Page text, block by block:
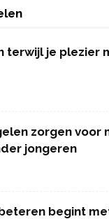
terwijl je plezier
zorgen voor
jongeren
begint